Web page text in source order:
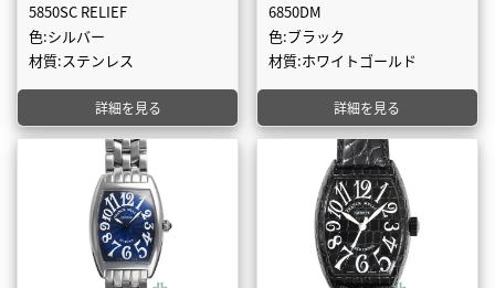
5850SC RELIEF
色:シルバー
材質:ステンレス
詳細を見る
6850DM
色:ブラック
材質:ホワイトゴールド
詳細を見る